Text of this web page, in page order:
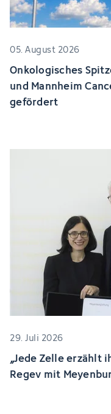
05. August 2026
Onkologisches
und Mannheim
gefördert
29. Juli 2026
„Jede Zelle erzählt
Regev mit